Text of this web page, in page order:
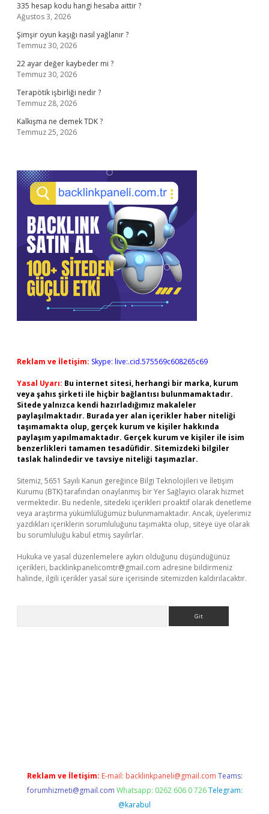
335 hesap kodu hangi hesaba aittir ?
Ağustos 3, 2026
Şimşir oyun kaşığı nasıl yağlanır ?
Temmuz 30, 2026
22 ayar değer kaybeder mi ?
Temmuz 30, 2026
Terapötik işbirliği nedir ?
Temmuz 28, 2026
Kalkışma ne demek TDK ?
Temmuz 25, 2026
Reklam ve İletişim: Skype: live:.cid.575569c608265c69
Yasal Uyarı: Bu internet sitesi, herhangi bir marka, kurum
veya şahıs şirketi ile hiçbir bağlantısı bulunmamaktadır.
Sitede yalnızca kendi hazırladığımız makaleler
paylaşılmaktadır. Burada yer alan içerikler haber niteliği
taşımamakta olup, gerçek kurum ve kişiler hakkında
paylaşım yapılmamaktadır. Gerçek kurum ve kişiler ile isim
benzerlikleri tamamen tesadüfidir. Sitemizdeki bilgiler
taslak halindedir ve tavsiye niteliği taşımazlar.
Sitemiz, 5651 Sayılı Kanun gereğince Bilgi Teknolojileri ve İletişim
Kurumu (BTK) tarafından onaylanmış bir Yer Sağlayıcı olarak hizmet
vermektedir. Bu nedenle, sitedeki içerikleri proaktif olarak denetleme
veya araştırma yükümlülüğümüz bulunmamaktadır. Ancak, üyelerimiz
yazdıkları içeriklerin sorumluluğunu taşımakta olup, siteye üye olarak
bu sorumluluğu kabul etmiş sayılırlar.
Hukuka ve yasal düzenlemelere aykırı olduğunu düşündüğünüz
içerikleri, backlinkpanelicomtr@gmail.com adresine bildirmeniz
halinde, ilgili içerikler yasal süre içerisinde sitemizden kaldırılacaktır.
Reklam ve İletişim: E-mail: backlinkpaneli@gmail.com Teams:
forumhizmeti@gmail.com Whatsapp: 0262 606 0 726 Telegram:
@karabul